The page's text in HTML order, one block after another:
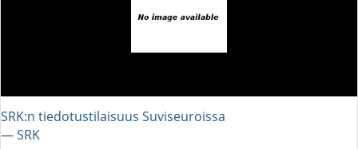
SRK:n tiedotustilaisuus Suviseuroissa
― SRK